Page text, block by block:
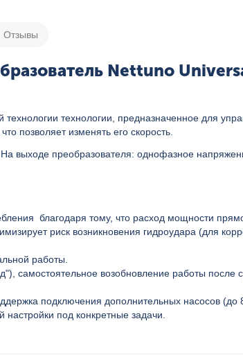
Отзывы
Nettuno
технологии, предназначенное для
позволяет изменять его скорость.
выходе преобразователя: однофазное
благодаря тому, что расход мощности
риск возникновения гидроудара (для
работы.
самостоятельное возобновление работы после
подключения дополнительных насосов (до
под конкретные задачи.